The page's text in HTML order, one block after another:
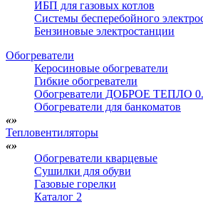
ИБП для газовых котлов
Системы бесперебойного
Бензиновые электростанции
Обогреватели
Керосиновые обогреватели
Гибкие обогреватели
Обогреватели ДОБРОЕ ТЕПЛО
Обогреватели для банкоматов
Тепловентиляторы
Обогреватели кварцевые
Сушилки для обуви
Газовые горелки
Каталог 2